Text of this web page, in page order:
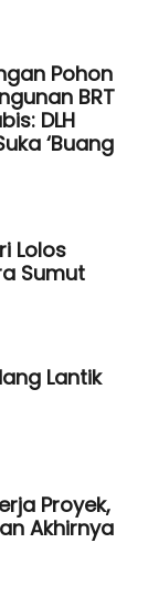
Pohon
BRT
DLH
‘Buang
Lolos
Sumut
Lantik
Proyek,
Akhirnya